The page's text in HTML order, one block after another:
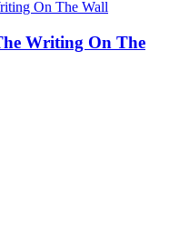
Writing On The